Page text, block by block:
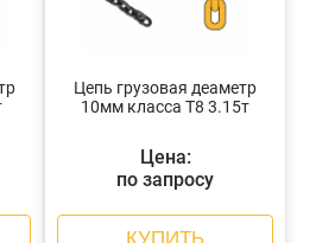
Цепь грузовая деаметр
10мм класса Т8 3.15т
Цена:
по запросу